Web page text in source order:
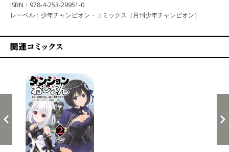
ISBN：978-4-253-29951-0
レーベル：少年チャンピオン・コミックス（月刊少年チャンピオン）